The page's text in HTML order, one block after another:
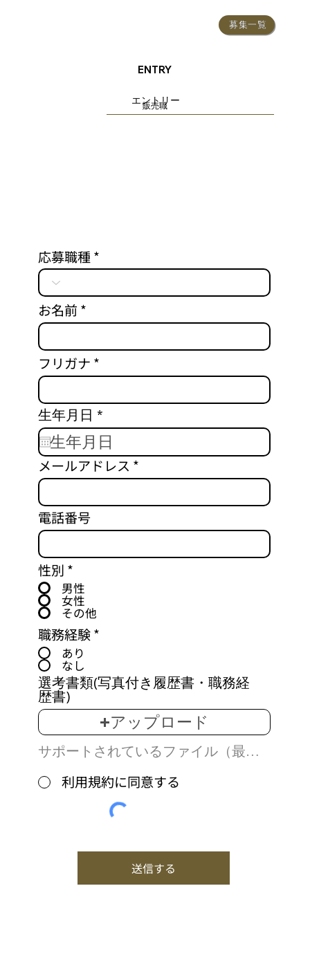
募集一覧
ENTRY
エントリー
販売職
応募職種
お名前
フリガナ
生年月日 *r
e
q
u
i
r
d
メールアドレス
電話番号
性別 *
男性
女性
その他
職務経験*
あり
なし
選考書類(写真付き履歴書・職務経
歴書)
アップロード
サポートされているファイル（最大15MB）
利用規約に同意する
送信する